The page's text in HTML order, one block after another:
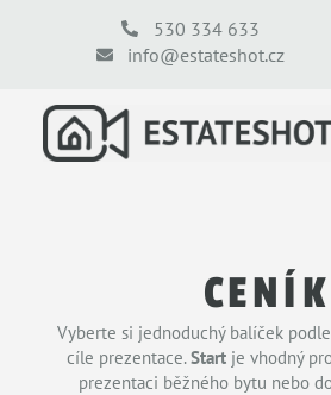
530 334 633
info@estateshot.cz
CENÍK
Vyberte si jednoduchý balíček
cíle prezentace.Start je vhodný
prezentaci běžného bytu nebo